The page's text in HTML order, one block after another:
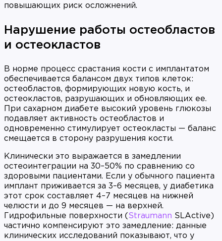
повышающих риск осложнений.
Нарушение работы остеобластов
и остеокластов
В норме процесс срастания кости с имплантатом
обеспечивается балансом двух типов клеток:
остеобластов, формирующих новую кость, и
остеокластов, разрушающих и обновляющих ее.
При сахарном диабете высокий уровень глюкозы
подавляет активность остеобластов и
одновременно стимулирует остеокласты — баланс
смещается в сторону разрушения кости.
Клинически это выражается в замедлении
остеоинтеграции на 30–50% по сравнению со
здоровыми пациентами. Если у обычного пациента
имплант приживается за 3–6 месяцев, у диабетика
этот срок составляет 4–7 месяцев на нижней
челюсти и до 9 месяцев — на верхней.
Гидрофильные поверхности ( Straumann SLActive)
частично компенсируют это замедление: данные
клинических исследований показывают, что у